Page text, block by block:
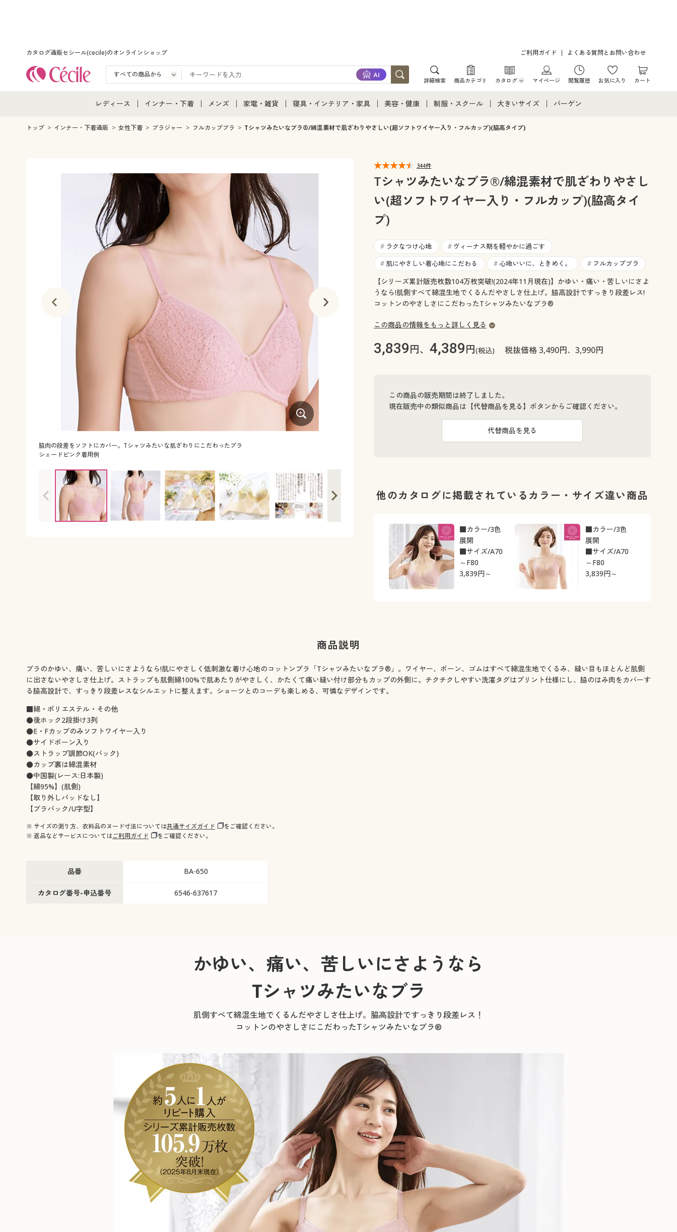
カタログ通販セシール(cecile)のオンラインショップ ご利用ガイド よくある質問とお問い合わせ
詳細検索 商品カテゴリ カタログ
カタログ・チラシからのご注文
マイページ 閲覧履歴 お気に入り カート
レディース
レディース通販すべて
女性下着
インナー・下着
インナー・下着通販すべて
メンズ下着
ジュニア・ティーンズ下着
メンズ
メンズ通販すべて
メンズ下着
家電・雑貨
家電・雑貨すべて
キッチン・雑貨・日用品
寝具・インテリア・家具
寝具・インテリア・家具通販すべて
寝具・ベッド
カーテン・ラグ・ファブリック
美容・健康
美容・健康通販すべて
制服・スクール
制服・スクールすべて
ジュニア・ティーンズ下着
大きいサイズ
大きいサイズ通販すべて
大きいサイズ レディース下着
大きいサイズ メンズ
バーゲン
トップ インナー・下着通販 女性下着 ブラジャー フルカップブラ Tシャツみたいなブラ®/綿混素材で肌ざわりやさしい(超ソフトワイヤー入り・フルカップ)(脇高タイプ)
脇肉の段差をソフトにカバー。Tシャツみたいな肌ざわりにこだわったブラ
シェードピンク着用例
344件
Tシャツみたいなブラ®/綿混素材で肌ざわりやさし
い(超ソフトワイヤー入り・フルカップ)(脇高タイ
プ)
# ラクなつけ心地 # ヴィーナス期を軽やかに過ごす
# 肌にやさしい着心地にこだわる # 心地いいに、ときめく。 # フルカップブラ
【シリーズ累計販売枚数104万枚突破!(2024年11月現在)】かゆい・痛い・苦しいにさよ
うなら!肌側すべて綿混生地でくるんだやさしさ仕上げ。脇高設計ですっきり段差レス!
コットンのやさしさにこだわったTシャツみたいなブラ®
この商品の情報をもっと詳しく見る
3,839円、 4,389円(税込) 税抜価格 3,490円、3,990円
この商品の販売期間は終了しました。
現在販売中の類似商品は【代替商品を見る】ボタンからご確認ください。
代替商品を見る
他のカタログに掲載されているカラー・サイズ違い商品
3,839円～
■カラー/3色
展開
■サイズ/A70
～F80
3,839円～
■カラー/3色
展開
■サイズ/A70
～F80
商品説明
ブラのかゆい、痛い、苦しいにさようなら!肌にやさしく低刺激な着け心地のコットンブラ「Tシャツみたいなブラ®」。ワイヤー、ボーン、ゴムはすべて綿混生地でくるみ、縫い目もほとんど肌側
に出さないやさしさ仕上げ。ストラップも肌側綿100%で肌あたりがやさしく、かたくて痛い縫い付け部分もカップの外側に。チクチクしやすい洗濯タグはプリント仕様にし、脇のはみ肉をカバーす
る脇高設計で、すっきり段差レスなシルエットに整えます。ショーツとのコーデも楽しめる、可憐なデザインです。
■綿・ポリエステル・その他
●後ホック2段掛け3列
●E・Fカップのみソフトワイヤー入り
●サイドボーン入り
●ストラップ調節OK(バック)
●カップ裏は綿混素材
●中国製(レース:日本製)
【綿95%】(肌側)
【取り外しパッドなし】
【ブラバック/U字型】
※ サイズの測り方、衣料品のヌード寸法については共通サイズガイド
をご確認ください。
※ 返品などサービスについてはご利用ガイド をご確認ください。
品番 BA-650
カタログ番号-申込番号 6546-637617
かゆい、痛い、苦しいにさようなら
Tシャツみたいなブラ
肌側すべて綿混生地でくるんだやさしさ仕上げ。脇高設計ですっきり段差レス！
コットンのやさしさにこだわったTシャツみたいなブラ®